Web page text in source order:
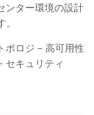
ンター環境の設計
ポロジ – 高可用性
セキュリティ